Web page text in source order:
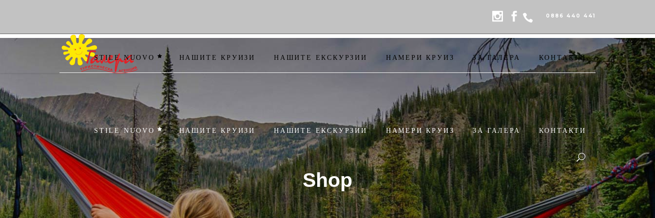
0886 440 441
STILE NUOVO НАШИТЕ КРУИЗИ НАШИТЕ ЕКСКУРЗИИ НАМЕРИ КРУИЗ ЗА ГАЛЕРА КОНТАКТИ
STILE NUOVO НАШИТЕ КРУИЗИ НАШИТЕ ЕКСКУРЗИИ НАМЕРИ КРУИЗ ЗА ГАЛЕРА КОНТАКТИ
Shop